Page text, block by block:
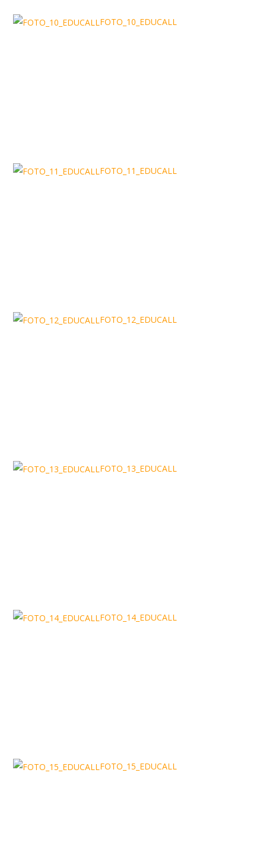
FOTO_10_EDUCALL
FOTO_11_EDUCALL
FOTO_12_EDUCALL
FOTO_13_EDUCALL
FOTO_14_EDUCALL
FOTO_15_EDUCALL